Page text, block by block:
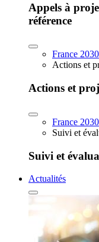
Appels à
référence
France 2030
Actions et
Actions et
France 2030
Suivi et
Suivi et
Actualités